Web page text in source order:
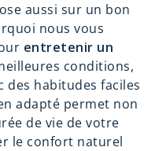
aussi sur un bon
nous vous
entretenir un
conditions,
des habitudes faciles
adapté permet non
de vie de votre
le confort naturel